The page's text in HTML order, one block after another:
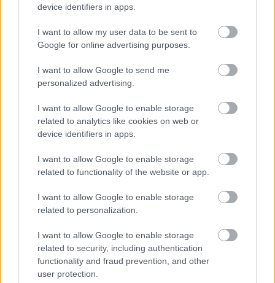
device identifiers in apps.
I want to allow my user data to be sent to
Google for online advertising purposes.
I want to allow Google to send me
personalized advertising.
I want to allow Google to enable storage
related to analytics like cookies on web or
device identifiers in apps.
I want to allow Google to enable storage
related to functionality of the website or app.
I want to allow Google to enable storage
related to personalization.
I want to allow Google to enable storage
related to security, including authentication
functionality and fraud prevention, and other
user protection.
Tüzérlecke Bakonykútin
2016. május 31.
A LégierőBlogger a napokban a tataiak és
tüzérhallgatók lövészetét fotózta a bakonykúti
(csörlőházi) lőtéren, mindenekelőtt az irányított
páncéltörő rakétatechnika történelmi